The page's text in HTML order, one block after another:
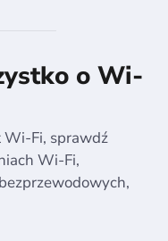
o Wi-
Wi-Fi, sprawdź
Wi-Fi,